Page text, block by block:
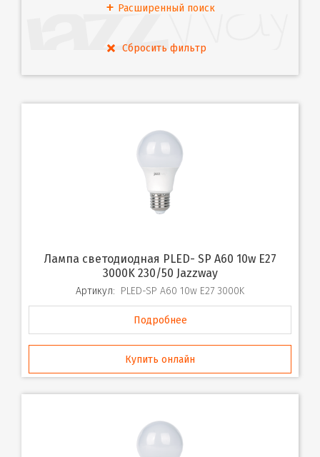
Расширенный поиск
Лампа светодиодная PLED- SP A60 10w E27
3000K 230/50 Jazzway
Артикул: PLED-SP A60 10w E27 3000K
Подробнее
Купить онлайн